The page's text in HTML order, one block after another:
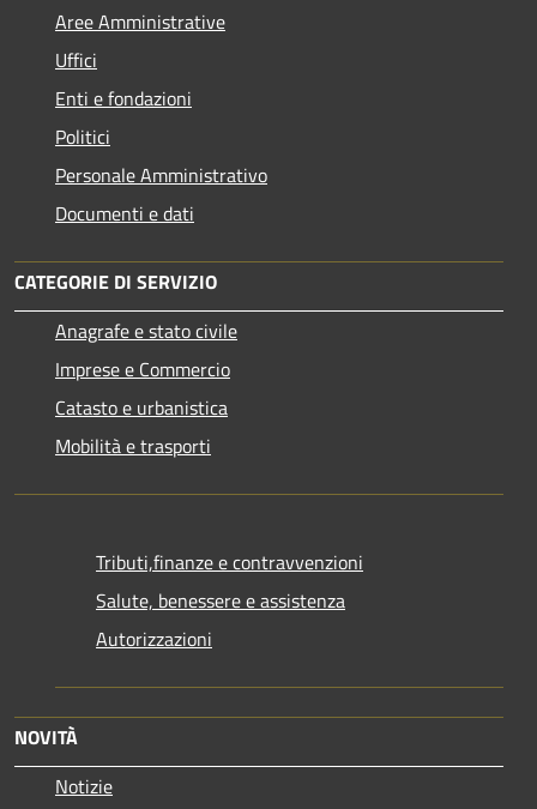
Aree Amministrative
Uffici
Enti e fondazioni
Politici
Personale Amministrativo
Documenti e dati
CATEGORIE DI SERVIZIO
Anagrafe e stato civile
Imprese e Commercio
Catasto e urbanistica
Mobilità e trasporti
Tributi,finanze e contravvenzioni
Salute, benessere e assistenza
Autorizzazioni
NOVITÀ
Notizie